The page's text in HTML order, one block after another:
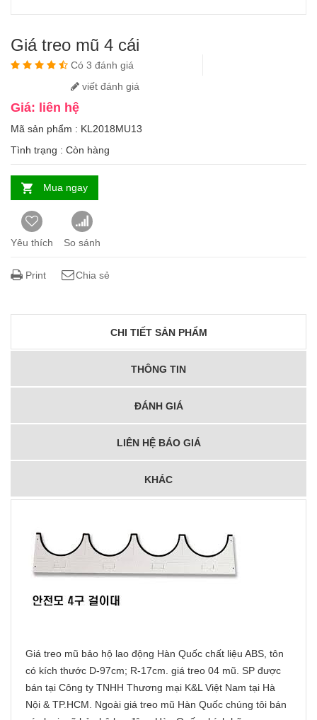
Giá treo mũ 4 cái
Có 3 đánh giá
viết đánh giá
Giá: liên hệ
Mã sản phẩm : KL2018MU13
Tình trạng : Còn hàng
Mua ngay
Yêu thích So sánh
Print Chia sẻ
CHI TIẾT SẢN PHẨM
THÔNG TIN
ĐÁNH GIÁ
LIÊN HỆ BÁO GIÁ
KHÁC
Giá treo mũ bảo hộ lao động Hàn Quốc chất liệu ABS, tôn
có kích thước D-97cm; R-17cm. giá treo 04 mũ. SP được
bán tại Công ty TNHH Thương mại K&L Việt Nam tại Hà
Nội & TP.HCM. Ngoài giá treo mũ Hàn Quốc chúng tôi bán